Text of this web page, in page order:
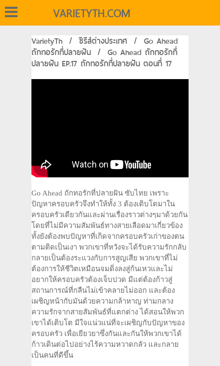
VARIETYTH.COM
VarietyTh / ซีรีส์ต่างประเทศ / Go Ahead
ถักทอรักที่ปลายฝัน / Go Ahead ถักทอรักที่
ปลายฝัน EP.17 ถักทอรักที่ปลายฝัน ตอนที่ 17
Go Ahead ถักทอรักที่ปลายฝัน ซับไทย เพราะ
ปัญหาครอบครัวจึงทำให้ทั้ง 3 ต้องเติบโตมาใน
ครอบครัวเดียวกันและผ่านเรื่องราวต่างๆมาด้วยกัน
โดยที่ไม่มีความสัมพันธ์ทางสายเลือดมาเกี่ยวข้อง
ทั้งยังต้องพบปัญหาที่เกิดจากครอบครัวเก่าของตน
ตามติดเป็นเงา พวกเขาที่หวังจะได้รับความรักกลับ
กลายเป็นต้องระแวงกับการสูญเสีย พวกเขาที่ไม่
ต้องการให้ชีวิตเหมือนจมดิ่งลงสู่ก้นเหวและไม่
อยากให้ครอบครัวต้องเจ็บปวด มีแต่ต้องก้าวสู่
สถานการณ์ที่กลืนไม่เข้าคลายไม่ออก และต้อง
เผชิญหน้ากับมันด้วยความกล้าหาญ ท่ามกลาง
ความรักจากสายสัมพันธ์ที่แตกต่าง ได้สอนให้พวก
เขาได้เติบโต มีใจแน่วแน่ที่จะเผชิญกับปัญหาของ
ครอบครัว เพื่อเยียวยาซึ่งกันและกันให้พวกเขาได้
ก้าวเดินต่อไปอย่างไร้ความหวาดกลัว และกลาย
เป็นคนที่ดีขึ้น